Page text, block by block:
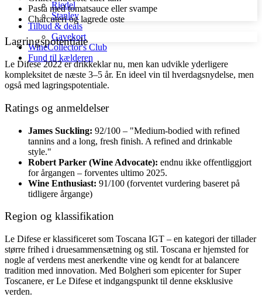
Riedel
Stanley
Tilbud & deals
Gavekort
WineCollector's Club
Fund til kælderen
Pasta med tomatsauce eller svampe
Charcuteri og lagrede oste
Lagringspotentiale
Le Difese 2022 er drikkeklar nu, men kan udvikle yderligere
kompleksitet de næste 3–5 år. En ideel vin til hverdagsnydelse, men
også med lagringspotentiale.
Ratings og anmeldelser
James Suckling: 92/100 – "Medium-bodied with refined
tannins and a long, fresh finish. A refined and drinkable
style."
Robert Parker (Wine Advocate): endnu ikke offentliggjort
for årgangen – forventes ultimo 2025.
Wine Enthusiast: 91/100 (forventet vurdering baseret på
tidligere årgange)
Region og klassifikation
Le Difese er klassificeret som Toscana IGT – en kategori der tillader
større frihed i druesammensætning og stil. Toscana er hjemsted for
nogle af verdens mest anerkendte vine og kendt for at balancere
tradition med innovation. Med Bolgheri som epicenter for Super
Toscanere, er Le Difese et indgangspunkt til denne eksklusive
verden.